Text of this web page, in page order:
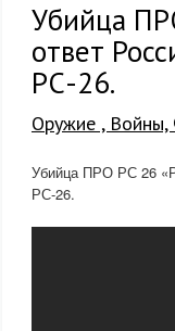
Убийца
ответ
РС-26.
Оружие ,
Убийца ПРО РС 26
РС-26.